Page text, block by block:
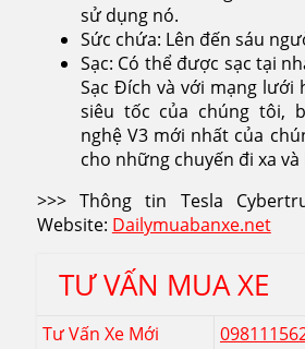
sử dụng nó.
Sức chứa: Lên đến sáu
Sạc: Có thể được sạc tại
Sạc Đích và với mạng lưới
siêu tốc của chúng tôi,
nghệ V3 mới nhất của
cho những chuyến đi xa và
>>> Thông tin Tesla
Website: Dailymuabanxe.net
TƯ VẤN MUA XE
Tư Vấn Xe Mới